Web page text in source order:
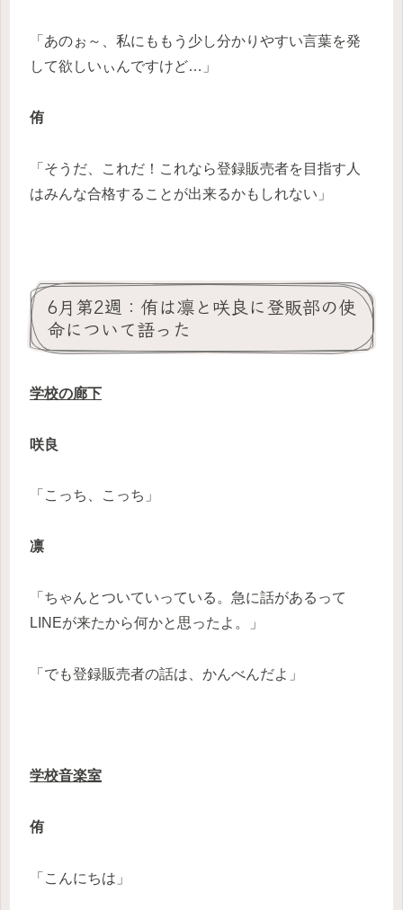
「あのぉ～、私にももう少し分かりやすい言葉を発
して欲しいぃんですけど…」
侑
「そうだ、これだ！これなら登録販売者を目指す人
はみんな合格することが出来るかもしれない」
6月第2週：侑は凛と咲良に登販部の使
命について語った
学校の廊下
咲良
「こっち、こっち」
凛
「ちゃんとついていっている。急に話があるって
LINEが来たから何かと思ったよ。」
「でも登録販売者の話は、かんべんだよ」
学校音楽室
侑
「こんにちは」